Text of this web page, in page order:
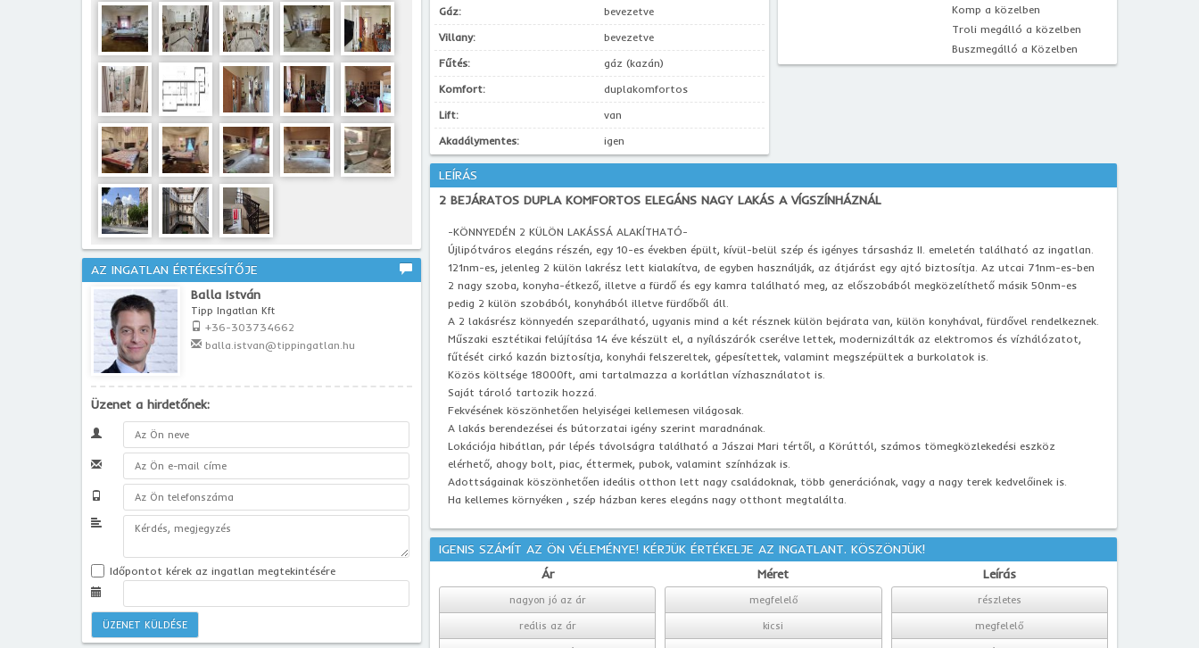
AZ INGATLAN ÉRTÉKESÍTŐJE
Balla István
Tipp Ingatlan Kft
+36-303734662
balla.istvan@tippingatlan.hu
Üzenet a hirdetőnek:
Időpontot kérek az ingatlan megtekintésére
Gáz:
bevezetve
Villany:
bevezetve
Fűtés:
gáz (kazán)
Komfort:
duplakomfortos
Lift:
van
Akadálymentes:
igen
Komp a közelben
Troli megálló a közelben
Buszmegálló a Közelben
LEÍRÁS
2 BEJÁRATOS DUPLA KOMFORTOS ELEGÁNS NAGY LAKÁS A VÍGSZÍNHÁZNÁL
-KÖNNYEDÉN 2 KÜLÖN LAKÁSSÁ ALAKÍTHATÓ-
Újlipótváros elegáns részén, egy 10-es években épült, kívül-belül szép és igényes társasház II. emeletén található az ingatlan.
121nm-es, jelenleg 2 külön lakrész lett kialakítva, de egyben használják, az átjárást egy ajtó biztosítja. Az utcai 71nm-es-ben
2 nagy szoba, konyha-étkező, illetve a fürdő és egy kamra található meg, az előszobából megközelíthető másik 50nm-es
pedig 2 külön szobából, konyhából illetve fürdőből áll.
A 2 lakásrész könnyedén szeparálható, ugyanis mind a két résznek külön bejárata van, külön konyhával, fürdővel rendelkeznek.
Műszaki esztétikai felújítása 14 éve készült el, a nyílászárók cserélve lettek, modernizálták az elektromos és vízhálózatot,
fűtését cirkó kazán biztosítja, konyhái felszereltek, gépesítettek, valamint megszépültek a burkolatok is.
Közös költsége 18000ft, ami tartalmazza a korlátlan vízhasználatot is.
Saját tároló tartozik hozzá.
Fekvésének köszönhetően helyiségei kellemesen világosak.
A lakás berendezései és bútorzatai igény szerint maradnának.
Lokációja hibátlan, pár lépés távolságra található a Jászai Mari tértől, a Körúttól, számos tömegközlekedési eszköz
elérhető, ahogy bolt, piac, éttermek, pubok, valamint színházak is.
Adottságainak köszönhetően ideális otthon lett nagy családoknak, több generációnak, vagy a nagy terek kedvelőinek is.
Ha kellemes környéken , szép házban keres elegáns nagy otthont megtalálta.
IGENIS SZÁMÍT AZ ÖN VÉLEMÉNYE! KÉRJÜK ÉRTÉKELJE AZ INGATLANT. KÖSZÖNJÜK!
Ár
nagyon jó az ár
reális az ár
Méret
megfelelő
kicsi
Leírás
részletes
megfelelő